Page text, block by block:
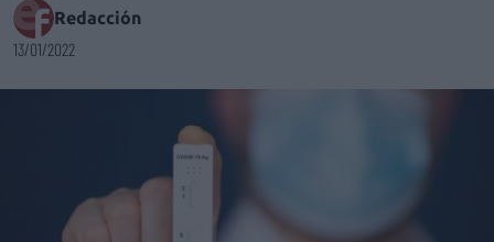
Redacción
13/01/2022